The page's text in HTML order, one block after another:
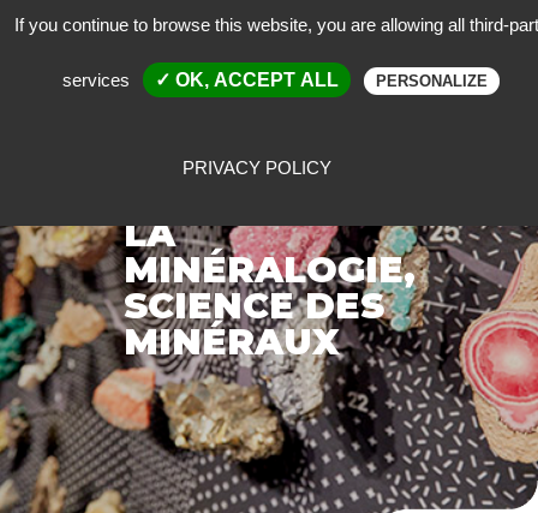
LA
MINÉRALOGIE,
SCIENCE DES
MINÉRAUX
If you continue to browse this website, you are allowing all third-
services ✓ OK, ACCEPT ALL PERSONALIZE
PRIVACY POLICY